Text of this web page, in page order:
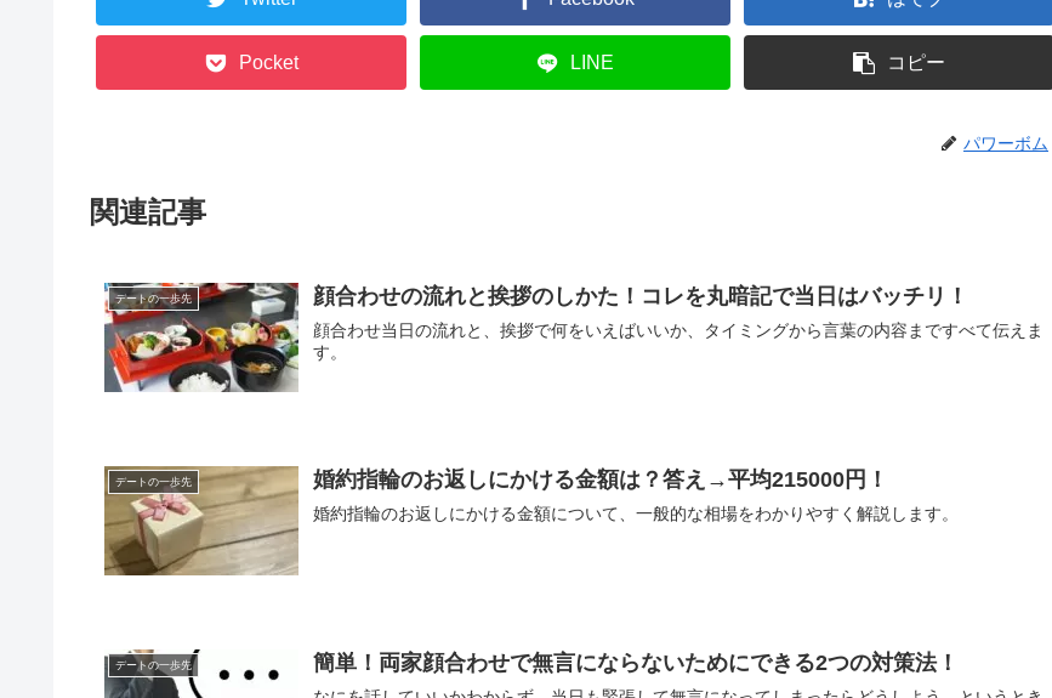
Pocket LINE コピー
パワーボム
関連記事
デートの一歩先 顔合わせの流れと挨拶のしかた！コレを丸暗記で当日はバッチリ！
顔合わせ当日の流れと、挨拶で何をいえばいいか、タイミングから言葉の内容まですべて伝えま
す。
デートの一歩先 婚約指輪のお返しにかける金額は？答え→平均215000円！
婚約指輪のお返しにかける金額について、一般的な相場をわかりやすく解説します。
デートの一歩先 簡単！両家顔合わせで無言にならないためにできる2つの対策法！